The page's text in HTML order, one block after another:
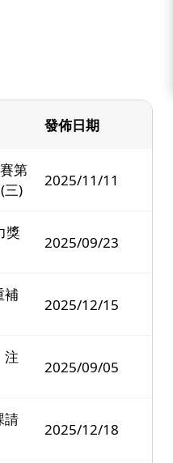
發佈日期
第
三)
2025/11/11
獎
2025/09/23
補
2025/12/15
注
2025/09/05
請
2025/12/18